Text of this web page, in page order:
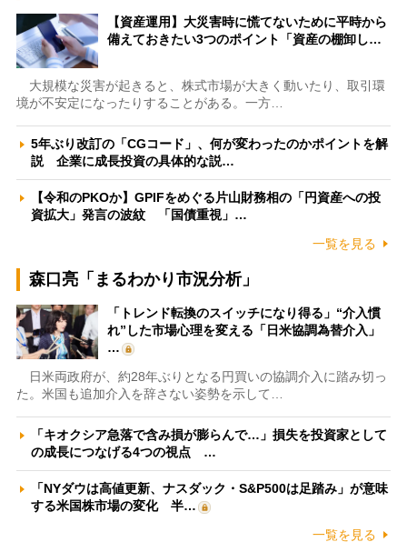
【資産運用】大災害時に慌てないために平時から
備えておきたい3つのポイント「資産の棚卸し…
大規模な災害が起きると、株式市場が大きく動いたり、取引環
境が不安定になったりすることがある。一方…
5年ぶり改訂の「CGコード」、何が変わったのかポイントを解
説 企業に成長投資の具体的な説…
【令和のPKOか】GPIFをめぐる片山財務相の「円資産への投
資拡大」発言の波紋 「国債重視」…
一覧を見る
森口亮「まるわかり市況分析」
「トレンド転換のスイッチになり得る」“介入慣
れ”した市場心理を変える「日米協調為替介入」
…
日米両政府が、約28年ぶりとなる円買いの協調介入に踏み切っ
た。米国も追加介入を辞さない姿勢を示して…
「キオクシア急落で含み損が膨らんで…」損失を投資家として
の成長につなげる4つの視点 …
「NYダウは高値更新、ナスダック・S&P500は足踏み」が意味
する米国株市場の変化 半…
一覧を見る